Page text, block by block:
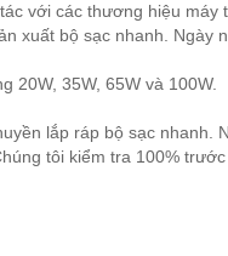
với các thương hiệu máy
xuất bộ sạc nhanh. Ngày
20W, 35W, 65W và 100W.
lắp ráp bộ sạc nhanh.
tôi kiểm tra 100%